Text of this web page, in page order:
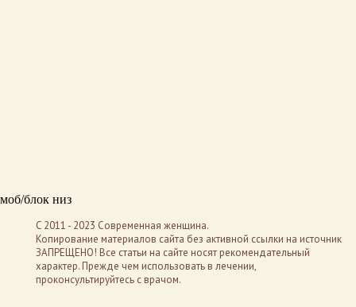
моб/блок низ
C 2011 - 2023 Современная женщина.
Копирование материалов сайта без активной ссылки на источник
ЗАПРЕЩЕНО! Все статьи на сайте носят рекомендательный
характер. Прежде чем использовать в лечении,
проконсультируйтесь с врачом.